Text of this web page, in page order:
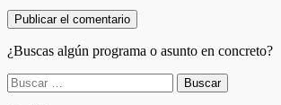
¿Buscas algún programa o asunto en concreto?
Buscar: